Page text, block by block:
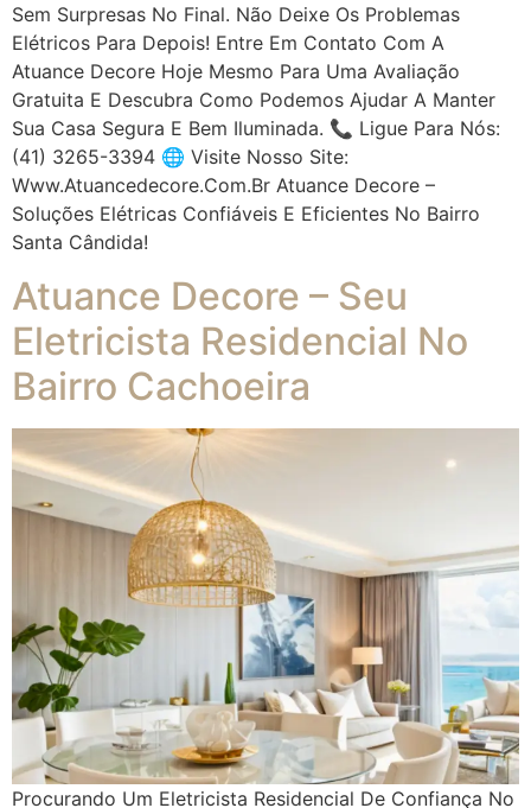
Sem Surpresas No Final. Não Deixe Os Problemas
Elétricos Para Depois! Entre Em Contato Com A
Atuance Decore Hoje Mesmo Para Uma Avaliação
Gratuita E Descubra Como Podemos Ajudar A Manter
Sua Casa Segura E Bem Iluminada. 📞 Ligue Para Nós:
(41) 3265-3394 🌐 Visite Nosso Site:
Www.atuancedecore.com.br Atuance Decore –
Soluções Elétricas Confiáveis E Eficientes No Bairro
Santa Cândida!
Atuance Decore – Seu
Eletricista Residencial No
Bairro Cachoeira
Procurando Um Eletricista Residencial De Confiança No